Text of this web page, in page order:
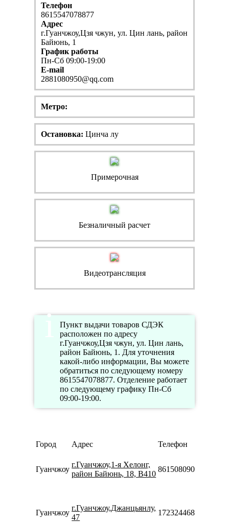
Телефон
8615547078877
Адрес
г.Гуанчжоу,Цзя чжун, ул. Цин лань, район
Байюнь, 1
График работы
Пн-Сб 09:00-19:00
E-mail
2881080950@qq.com
Метро:
Остановка: Цинча лу
Примерочная
Безналичный расчет
Видеотрансляция
Пункт выдачи товаров СДЭК
расположен по адресу
г.Гуанчжоу,Цзя чжун, ул. Цин лань,
район Байюнь, 1. Для уточнения
какой-либо информации, Вы можете
обратиться по следующему номеру
8615547078877. Отделение работает
по следующему графику Пн-Сб
09:00-19:00.
Город Адрес Телефон
Гуанчжоу
г.Гуанчжоу,1-я Хелонг,
район Байюнь, 18, B410
8615080901331
Гуанчжоу
г.Гуанчжоу,Джанцьянлу,
47
17232446857467